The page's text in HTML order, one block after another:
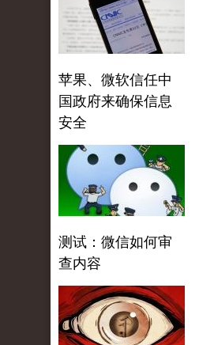
苹果、微软信任中
国政府来确保信息
安全
测试：微信如何审
查内容